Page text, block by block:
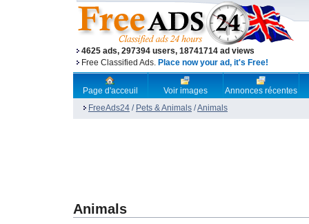
4625 ads, 297394 users, 18741714 ad views
Free Classified Ads. Place now your ad, it's Free!
Page d'acceuil Voir images
Annonces récentes
FreeAds24 / Pets & Animals /Animals
Animals